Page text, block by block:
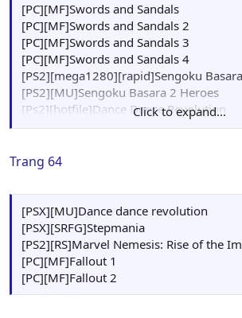
[PC][MF]Swords and Sandals
[PC][MF]Swords and Sandals 2
[PC][MF]Swords and Sandals 3
[PC][MF]Swords and Sandals 4
[PS2][mega1280][rapid]Sengoku
[PS2][MU]Sengoku Basara 2 Heroes
[Ps2][hotfile]Dance Dance Revolution
[Ps2][MU][rapid]Gitaroo Man
Click to expand...
Trang 64
[PSX][MU]Dance dance revolution
[PSX][SRFG]Stepmania
[PS2][RS]Marvel Nemesis: Rise of the
[PC][MF]Fallout 1
[PC][MF]Fallout 2